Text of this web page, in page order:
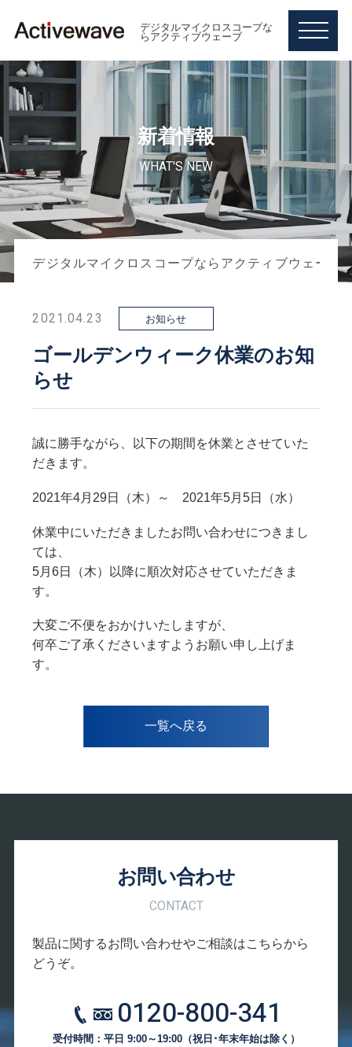
デジタルマイクロスコープな
らアクティブウェーブ
M
E
U
デジタルマイクロスコープ【MSX-1000】
レンズ【MSXシリーズ用】
工業用ビデオスコープ【VSX-2000】
新着情報
WHAT'S NEW
デジタルマイクロスコープならアクティブウェーブ
2021.04.23 お知らせ
ゴールデンウィーク休業のお知
らせ
誠に勝手ながら、以下の期間を休業とさせていた
だきます。
2021年4月29日（木）～ 2021年5月5日（水）
休業中にいただきましたお問い合わせにつきまし
ては、
5月6日（木）以降に順次対応させていただきま
す。
大変ご不便をおかけいたしますが、
何卒ご了承くださいますようお願い申し上げま
す。
一覧へ戻る
お問い合わせ
CONTACT
製品に関するお問い合わせやご相談はこちらから
どうぞ。
0120-800-341
受付時間：平日 9:00～19:00（祝日･年末年始は除く）